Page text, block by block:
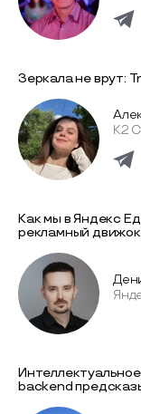
Зеркала не врут:
K2
Как мы в Яндекс
рекламный движок
backend